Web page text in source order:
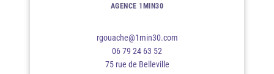
AGENCE 1MIN30
rgouache@1min30.com
06 79 24 63 52
75 rue de Belleville